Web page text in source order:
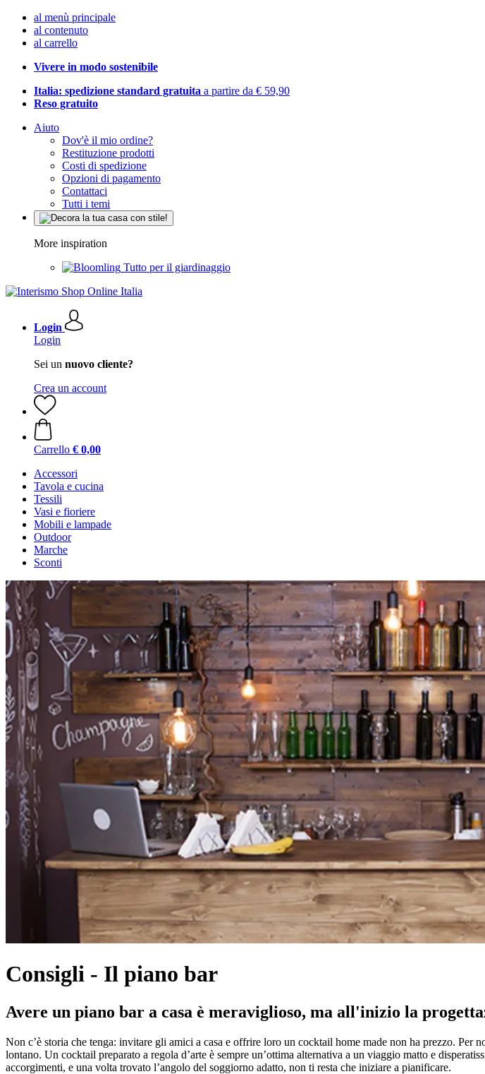
al menù principale
al contenuto
al carrello
Vivere in modo sostenibile
Italia: spedizione standard gratuita a partire da € 59,90
Reso gratuito
Aiuto
Dov'è il mio ordine?
Restituzione prodotti
Costi di spedizione
Opzioni di pagamento
Contattaci
Tutti i temi
More inspiration
Tutto per il giardinaggio
Login
Login
Sei un nuovo cliente?
Crea un account
Carrello € 0,00
Accessori
Tavola e cucina
Tessili
Vasi e fioriere
Mobili e lampade
Outdoor
Marche
Sconti
Consigli - Il piano bar
Avere un piano bar a casa è meraviglioso, ma all'inizio la
Non c’è storia che tenga: invitare gli amici a casa e offrire loro un cocktail home made non ha prezzo.
lontano. Un cocktail preparato a regola d’arte è sempre un’ottima alternativa a un viaggio matto e
accorgimenti, e una volta trovato l’angolo del soggiorno adatto, non ti resta che iniziare a pianificare.